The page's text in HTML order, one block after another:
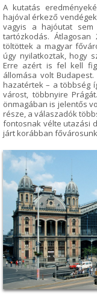
A kutatás
hajóval érkező
vagyis a hajóutat
tartózkodás.
töltöttek a magyar
úgy nyilatkoztak, hogy
Erre azért is fel kell
állomása volt
hazatértek – a többség
várost, többnyire
önmagában is jelentős
része, a válaszadók
fontosnak vélte utazási
járt korábban